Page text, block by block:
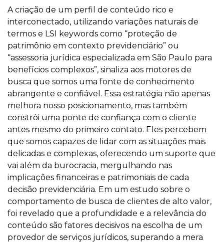
A criação de um perfil de conteúdo rico e
interconectado, utilizando variações naturais de
termos e LSI keywords como “proteção de
patrimônio em contexto previdenciário” ou
“assessoria jurídica especializada em São Paulo para
benefícios complexos”, sinaliza aos motores de
busca que somos uma fonte de conhecimento
abrangente e confiável. Essa estratégia não apenas
melhora nosso posicionamento, mas também
constrói uma ponte de confiança com o cliente
antes mesmo do primeiro contato. Eles percebem
que somos capazes de lidar com as situações mais
delicadas e complexas, oferecendo um suporte que
vai além da burocracia, mergulhando nas
implicações financeiras e patrimoniais de cada
decisão previdenciária. Em um estudo sobre o
comportamento de busca de clientes de alto valor,
foi revelado que a profundidade e a relevância do
conteúdo são fatores decisivos na escolha de um
provedor de serviços jurídicos, superando a mera